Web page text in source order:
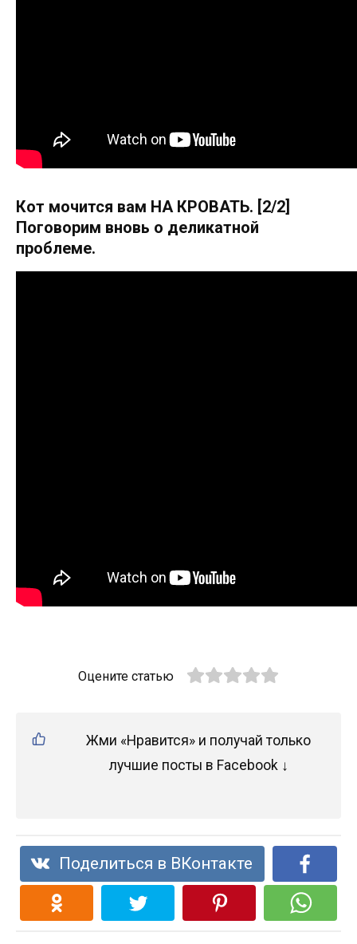
Кот мочится вам НА КРОВАТЬ. [2/2]
Поговорим вновь о деликатной
проблеме.
Оцените статью
Жми «Нравится» и получай только
лучшие посты в Facebook ↓
Поделиться в ВКонтакте